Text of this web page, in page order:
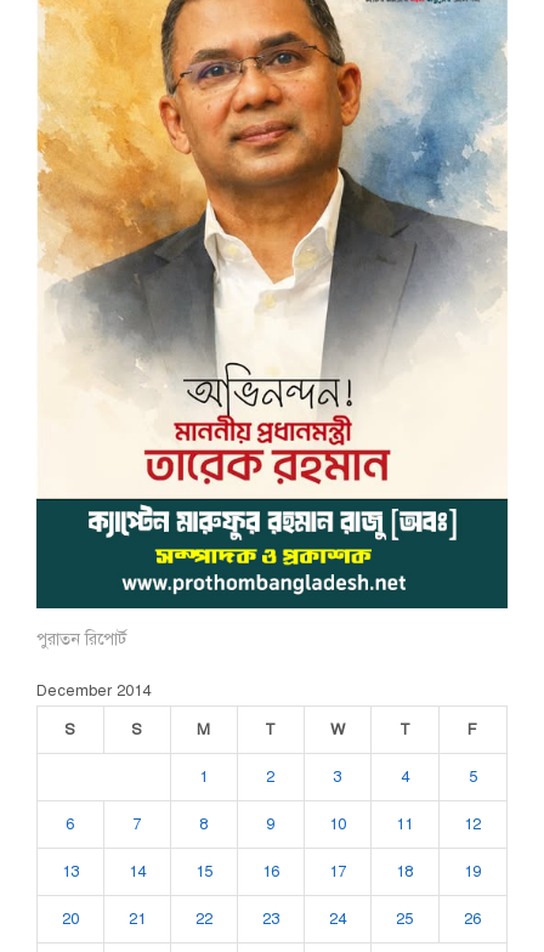
পুরাতন রিপোর্ট
December 2014
S
S M T W T F
1 2 3 4 5
6 7 8 9 10 11 12
13 14 15 16 17 18 19
20 21 22 23 24 25 26